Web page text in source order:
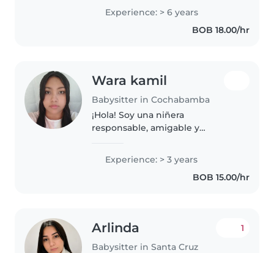
Bolivia 🇧🇴. Una de las cosas que
más me apasiona en la vida es
trabajar con niños 💕👶. Desde..
Experience: > 6 years
BOB 18.00/hr
Wara kamil
Babysitter in Cochabamba
¡Hola! Soy una niñera
responsable, amigable y
experiencia cuidando bebés y
niños pequeños. Me encanta
hacer manualidades, música y
Experience: > 3 years
BOB 15.00/hr
Arlinda
Babysitter in Santa Cruz
1